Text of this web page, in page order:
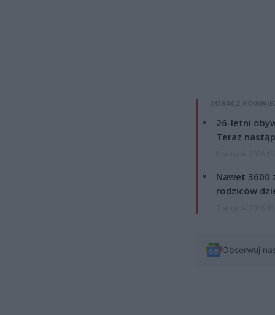
ZOBACZ
26-letni
Teraz
Nawet 3600
rodziców
Obserwuj